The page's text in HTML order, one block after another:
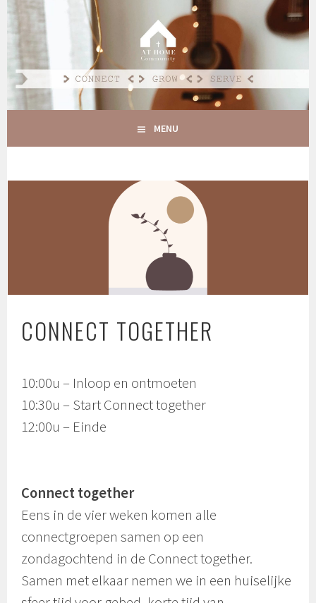
Spring
inhoud
AT HOME COMMUNITY
CONNECT GROW SERVE
MENU
CONNECT TOGETHER
10:00u – Inloop en ontmoeten
10:30u – Start Connect together
12:00u – Einde
Connect together
Eens in de vier weken komen alle
connectgroepen samen op een
zondagochtend in de Connect together.
Samen met elkaar nemen we in een huiselijke